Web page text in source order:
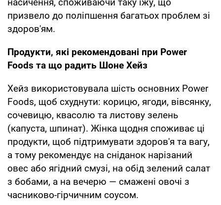
призвело до поліпшення багатьох проблем зі
здоров'ям.
Продукти, які рекомендовані при Power
Foods та що радить Шоне Хейз
Хейз використовувала шість основних Power
Foods, щоб схуднути: корицю, ягоди, вівсянку,
сочевицю, квасолю та листову зелень
(капуста, шпинат). Жінка щодня споживає ці
продукти, щоб підтримувати здоров'я та вагу,
а тому рекомендує на сніданок нарізаний
овес або ягідний смузі, на обід зелений салат
з бобами, а на вечерю — смажені овочі з
часниково-гірчичним соусом.